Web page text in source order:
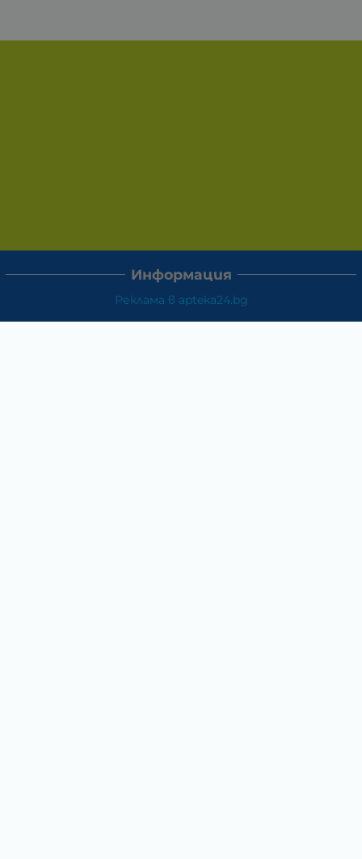
Информация
Реклама в apteka24.bg
Доставка и плащане